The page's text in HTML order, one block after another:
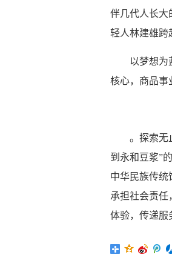
伴几代人长大
轻人林建雄跨
以梦想为
核心，商品事
。探索无
到永和豆浆”
中华民族传统
承担社会责任
体验，传递服